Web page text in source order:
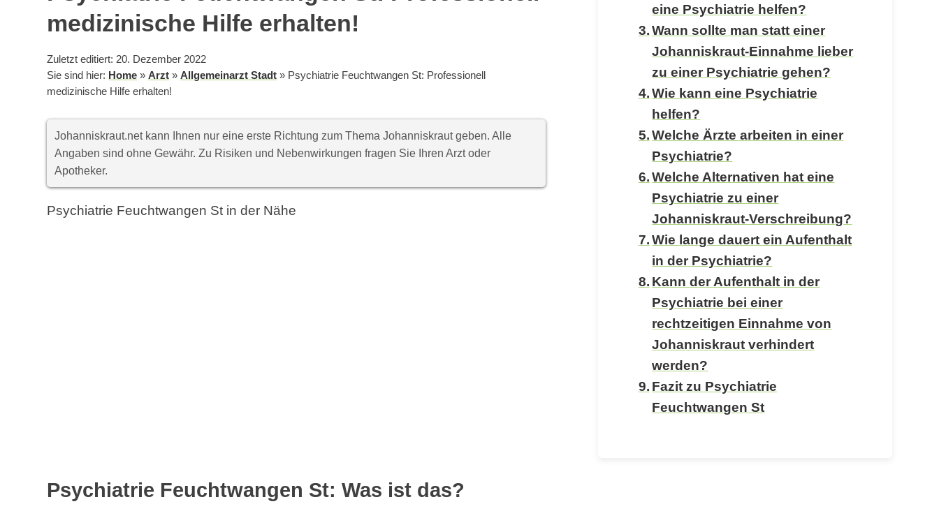
medizinische Hilfe erhalten!
Zuletzt editiert: 20. Dezember 2022
Sie sind hier: Home »Arzt »Allgemeinarzt Stadt » Psychiatrie Feuchtwangen St: Professionell
medizinische Hilfe erhalten!
Johanniskraut.net kann Ihnen nur eine erste Richtung zum Thema Johanniskraut geben. Alle
Angaben sind ohne Gewähr. Zu Risiken und Nebenwirkungen fragen Sie Ihren Arzt oder
Apotheker.
Psychiatrie Feuchtwangen St in der Nähe
Psychiatrie Feuchtwangen St: Was ist das?
eine Psychiatrie helfen?
Wann sollte man statt einer
Johanniskraut-Einnahme lieber
zu einer Psychiatrie gehen?
Wie kann eine Psychiatrie
helfen?
Welche Ärzte arbeiten in einer
Psychiatrie?
Welche Alternativen hat eine
Psychiatrie zu einer
Johanniskraut-Verschreibung?
Wie lange dauert ein Aufenthalt
in der Psychiatrie?
Kann der Aufenthalt in der
Psychiatrie bei einer
rechtzeitigen Einnahme von
Johanniskraut verhindert
werden?
Fazit zu Psychiatrie
Feuchtwangen St